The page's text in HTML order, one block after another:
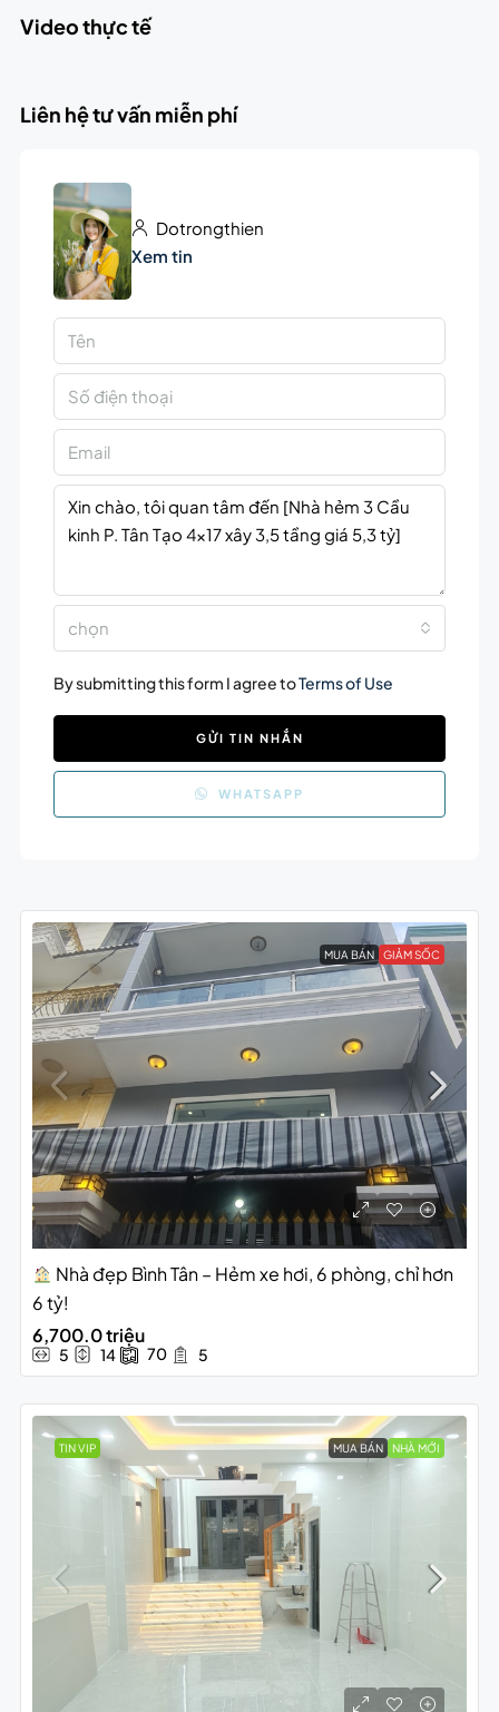
Video thực tế
Liên hệ tư vấn miễn phí
Dotrongthien
Xem tin
chọn
By submitting this form I agree toTerms of Use
GỬI TIN NHẮN
WHATSAPP
MUA BÁN GIẢM SỐC
Nhà đẹp Bình Tân – Hẻm xe hơi, 6 phòng, chỉ hơn
6 tỷ!
6,700.0 triệu
5 14 70 5
TIN VIP MUA BÁN NHÀ MỚI